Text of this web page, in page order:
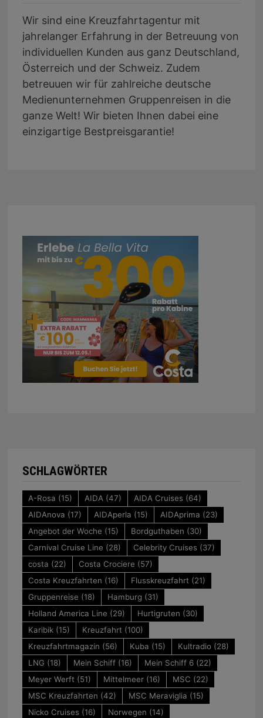
Wir sind eine Kreuzfahrtagentur mit
jahrelanger Erfahrung in der Betreuung von
individuellen Kunden aus ganz Deutschland,
Österreich und der Schweiz. Zudem
betreuuen wir für zahlreiche deutsche
Medienunternehmen Gruppenreisen in die
ganze Welt! Wir bieten Ihnen dabei eine
einzigartige Bestpreisgarantie!
SCHLAGWÖRTER
A-Rosa (15) AIDA(47) AIDA Cruises (64)
AIDAnova (17) AIDAperla (15) AIDAprima (23)
Angebot der Woche (15) Bordguthaben (30)
Carnival Cruise Line (28) Celebrity Cruises (37)
costa (22) Costa Crociere (57)
Costa Kreuzfahrten (16) Flusskreuzfahrt(21)
Gruppenreise (18) Hamburg (31)
Holland America Line (29) Hurtigruten (30)
Karibik(15) Kreuzfahrt(100)
Kreuzfahrtmagazin (56) Kuba (15) Kultradio(28)
LNG (18) Mein Schiff(16) Mein Schiff 6(22)
Meyer Werft(51) Mittelmeer(16) MSC (22)
MSC Kreuzfahrten (42) MSC Meraviglia (15)
Nicko Cruises (16) Norwegen (14)